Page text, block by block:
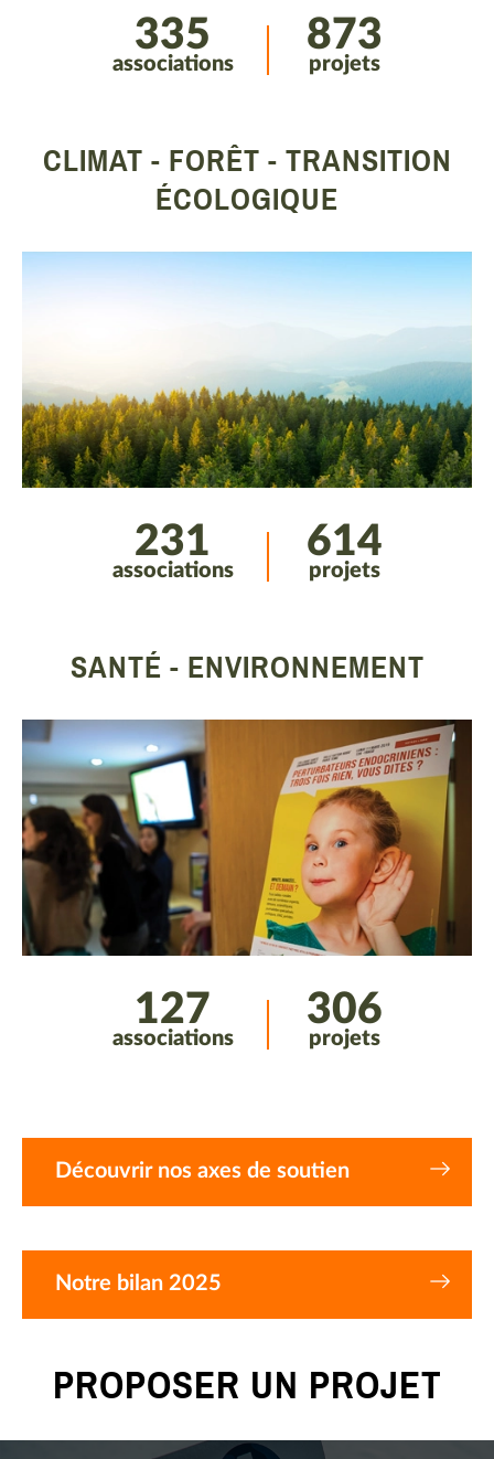
335
associations
873
projets
CLIMAT - FORÊT - TRANSITION
ÉCOLOGIQUE
231
associations
614
projets
SANTÉ - ENVIRONNEMENT
127
associations
306
projets
Découvrir nos axes de soutien
Notre bilan 2025
PROPOSER UN PROJET